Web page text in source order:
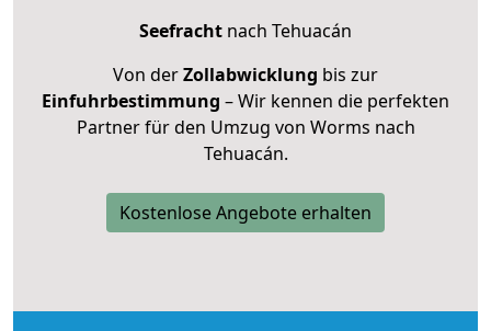
Seefracht nach Tehuacán
Von derZollabwicklung bis zur
Einfuhrbestimmung – Wir kennen die perfekten
Partner für den Umzug von Worms nach
Tehuacán.
Kostenlose Angebote erhalten